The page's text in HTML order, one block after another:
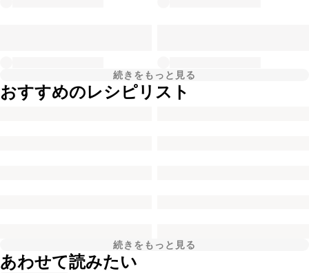
続きをもっと見る
おすすめのレシピリスト
続きをもっと見る
あわせて読みたい